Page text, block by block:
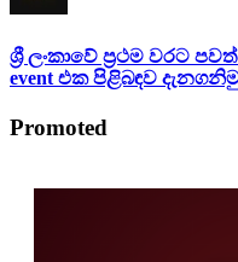
ශ්‍රී ලංකාවේ ප්‍රථම වරට
event එක පිළිබඳව
Promoted